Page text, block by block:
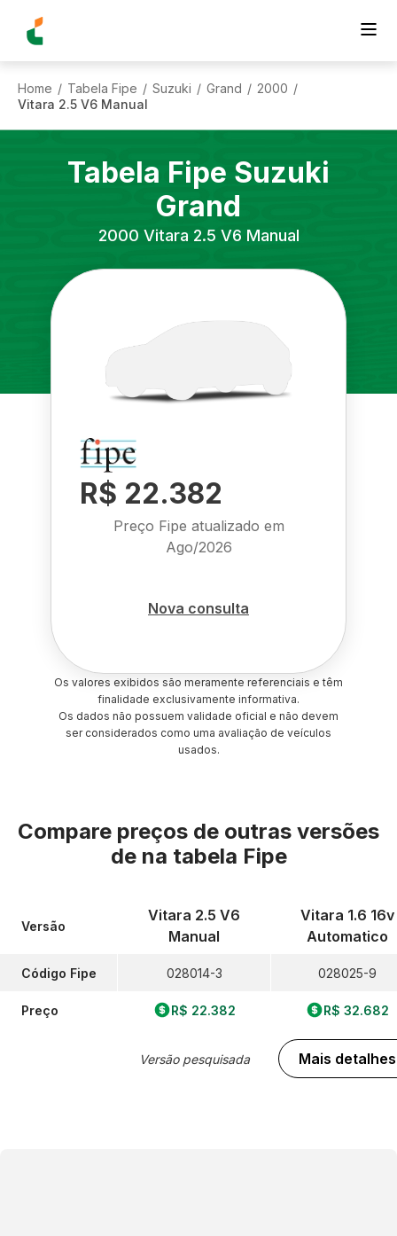
Home / Tabela Fipe / Suzuki / Grand / 2000 /
Vitara 2.5 V6 Manual
Tabela Fipe Suzuki
Grand
2000 Vitara 2.5 V6 Manual
R$ 22.382
Preço Fipe atualizado em
Ago/2026
Nova consulta
Os valores exibidos são meramente referenciais e têm
finalidade exclusivamente informativa.
Os dados não possuem validade oficial e não devem
ser considerados como uma avaliação de veículos
usados.
Compare preços de outras versões
de na tabela Fipe
Versão
Código Fipe
Preço
Vitara 2.5 V6
Manual
028014-3
R$ 22.382
Versão pesquisada
Vitara 1.6 16v
Automatico
028025-9
R$ 32.682
Mais detalhes